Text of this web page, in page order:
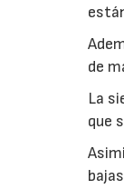
de
La
que